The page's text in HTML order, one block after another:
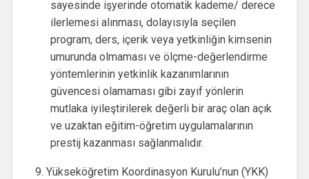
sayesinde işyerinde otomatik kademe/ derece
ilerlemesi alınması, dolayısıyla seçilen
program, ders, içerik veya yetkinliğin kimsenin
umurunda olmaması ve ölçme-değerlendirme
yöntemlerinin yetkinlik kazanımlarının
güvencesi olamaması gibi zayıf yönlerin
mutlaka iyileştirilerek değerli bir araç olan açık
ve uzaktan eğitim-öğretim uygulamalarının
prestij kazanması sağlanmalıdır.
Yükseköğretim Koordinasyon Kurulu’nun (YKK)